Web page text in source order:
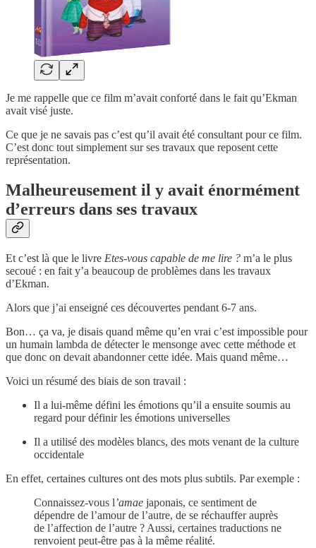
Je me rappelle que ce film m’avait conforté dans le fait qu’Ekman
avait visé juste.
Ce que je ne savais pas c’est qu’il avait été consultant pour ce film.
C’est donc tout simplement sur ses travaux que reposent cette
représentation.
Malheureusement il y avait énormément
d’erreurs dans ses travaux
Et c’est là que le livre Etes-vous capable de me lire ? m’a le plus
secoué : en fait y’a beaucoup de problèmes dans les travaux
d’Ekman.
Alors que j’ai enseigné ces découvertes pendant 6-7 ans.
Bon… ça va, je disais quand même qu’en vrai c’est impossible pour
un humain lambda de détecter le mensonge avec cette méthode et
que donc on devait abandonner cette idée. Mais quand même…
Voici un résumé des biais de son travail :
Il a lui-même défini les émotions qu’il a ensuite soumis au
regard pour définir les émotions universelles
Il a utilisé des modèles blancs, des mots venant de la culture
occidentale
En effet, certaines cultures ont des mots plus subtils. Par exemple :
Connaissez-vous l’amae japonais, ce sentiment de
dépendre de l’amour de l’autre, de se réchauffer auprès
de l’affection de l’autre ? Aussi, certaines traductions ne
renvoient peut-être pas à la même réalité.